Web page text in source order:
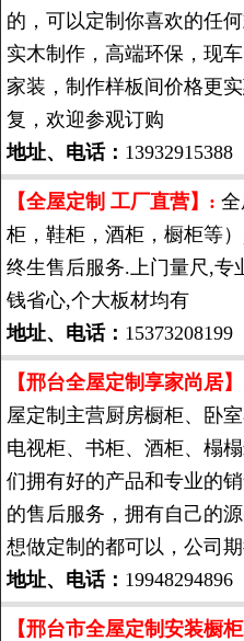
的，可以定制你喜欢的任
实木制作，高端环保，现
家装，制作样板间价格更
复，欢迎参观订购
地址、电话： 13932915388
【全屋定制 工厂直营】:
柜，鞋柜，酒柜，橱柜等
终生售后服务.上门量尺,专
钱省心,个大板材均有
地址、电话： 15373208199
【邢台全屋定制享家尚居
屋定制主营厨房橱柜、卧
电视柜、书柜、酒柜、榻
们拥有好的产品和专业的
的售后服务，拥有自己的
想做定制的都可以，公司
地址、电话： 19948294896
【邢台市全屋定制安装橱